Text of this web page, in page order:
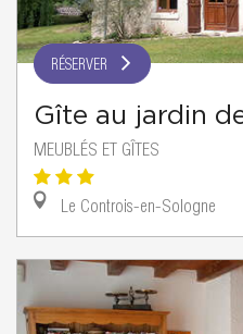
RÉSERVER
Gîte au jardin
MEUBLÉS ET GÎTES
Le Controis-en-Sologne